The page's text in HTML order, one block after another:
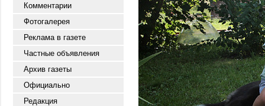
Комментарии
Фотогалерея
Реклама в газете
Частные объявления
Архив газеты
Официально
Редакция